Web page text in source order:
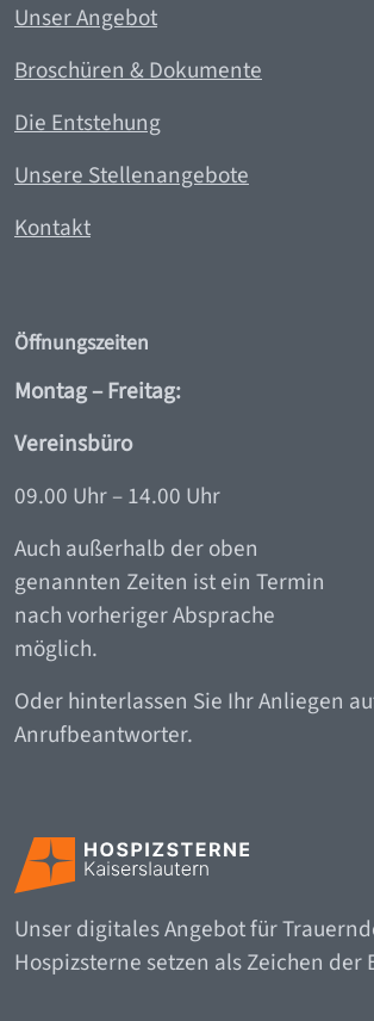
Unser Angebot
Broschüren & Dokumente
Die Entstehung
Unsere Stellenangebote
Kontakt
Öffnungszeiten
Montag – Freitag:
Vereinsbüro
09.00 Uhr – 14.00 Uhr
Auch außerhalb der oben
genannten Zeiten ist ein Termin
nach vorheriger Absprache
möglich.
Oder hinterlassen Sie Ihr Anliegen
Anrufbeantworter.
Unser digitales Angebot für
Hospizsterne setzen als Zeichen der